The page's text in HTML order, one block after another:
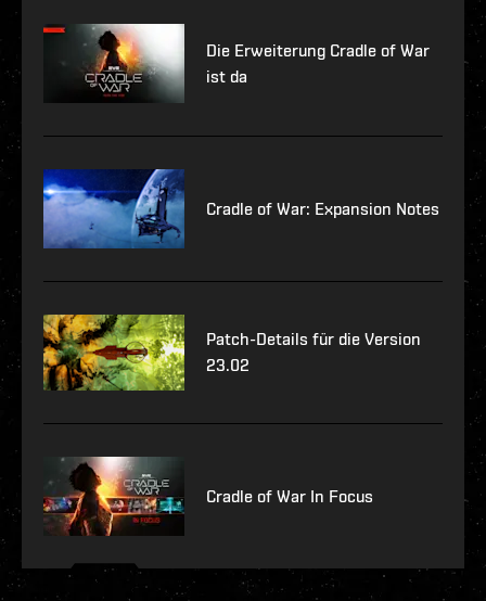
Die Erweiterung Cradle of War
ist da
Cradle of War: Expansion Notes
Patch-Details für die Version
23.02
Cradle of War In Focus